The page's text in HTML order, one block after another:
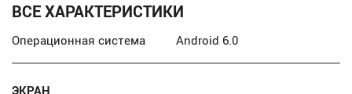
ВСЕ ХАРАКТЕРИСТИКИ
Операционная система Android 6.0
ЭКРАН